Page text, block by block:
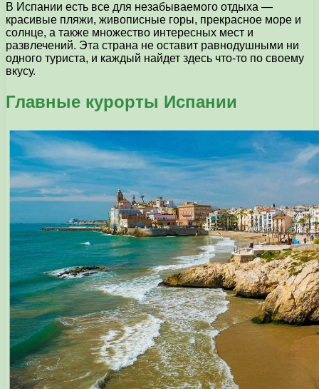
В Испании есть все для незабываемого отдыха —
красивые пляжи, живописные горы, прекрасное море и
солнце, а также множество интересных мест и
развлечений. Эта страна не оставит равнодушными ни
одного туриста, и каждый найдет здесь что-то по своему
вкусу.
Главные курорты Испании